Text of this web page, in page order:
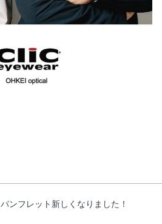
パンフレット新しくなりました！